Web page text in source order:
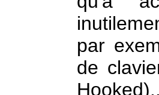
par
de